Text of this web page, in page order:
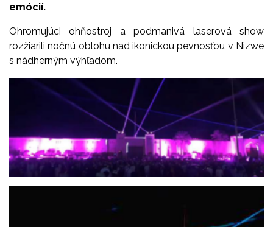
emócií.
Ohromujúci ohňostroj a podmanivá laserová show
rozžiarili nočnú oblohu nad ikonickou pevnosťou v Nizwe
s nádherným výhľadom.